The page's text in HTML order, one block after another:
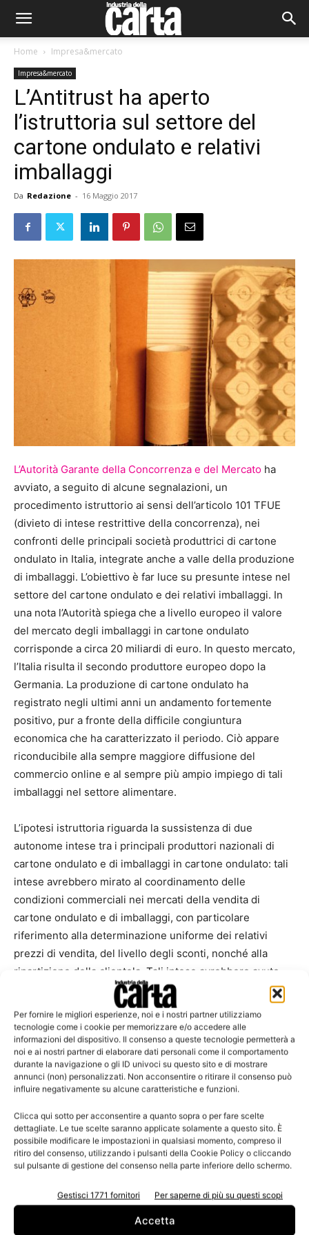
Per fornire le migliori esperienze, noi e i nostri partner utilizziamo
tecnologie come i cookie per memorizzare e/o accedere alle
informazioni del dispositivo. Il consenso a queste tecnologie permetterà a
noi e ai nostri partner di elaborare dati personali come il comportamento
durante la navigazione o gli ID univoci su questo sito e di mostrare
annunci (non) personalizzati. Non acconsentire o ritirare il consenso può
influire negativamente su alcune caratteristiche e funzioni.
Clicca qui sotto per acconsentire a quanto sopra o per fare scelte
dettagliate. Le tue scelte saranno applicate solamente a questo sito. È
possibile modificare le impostazioni in qualsiasi momento, compreso il
ritiro del consenso, utilizzando i pulsanti della Cookie Policy o cliccando
sul pulsante di gestione del consenso nella parte inferiore dello schermo.
Gestisci 1771 fornitori Per saperne di più su questi scopi
Accetta
Home Impresa&mercato
Impresa&mercato
L’Antitrust ha aperto
l’istruttoria sul settore del
cartone ondulato e relativi
imballaggi
Da Redazione - 16 Maggio 2017
L’Autorità Garante della Concorrenza e del Mercato ha
avviato, a seguito di alcune segnalazioni, un
procedimento istruttorio ai sensi dell’articolo 101 TFUE
(divieto di intese restrittive della concorrenza), nei
confronti delle principali società produttrici di cartone
ondulato in Italia, integrate anche a valle della produzione
di imballaggi. L’obiettivo è far luce su presunte intese nel
settore del cartone ondulato e dei relativi imballaggi. In
una nota l’Autorità spiega che a livello europeo il valore
del mercato degli imballaggi in cartone ondulato
corrisponde a circa 20 miliardi di euro. In questo mercato,
l’Italia risulta il secondo produttore europeo dopo la
Germania. La produzione di cartone ondulato ha
registrato negli ultimi anni un andamento fortemente
positivo, pur a fronte della difficile congiuntura
economica che ha caratterizzato il periodo. Ciò appare
riconducibile alla sempre maggiore diffusione del
commercio online e al sempre più ampio impiego di tali
imballaggi nel settore alimentare.
L’ipotesi istruttoria riguarda la sussistenza di due
autonome intese tra i principali produttori nazionali di
cartone ondulato e di imballaggi in cartone ondulato: tali
intese avrebbero mirato al coordinamento delle
condizioni commerciali nei mercati della vendita di
cartone ondulato e di imballaggi, con particolare
riferimento alla determinazione uniforme dei relativi
prezzi di vendita, del livello degli sconti, nonché alla
ripartizione della clientela. Tali intese avrebbero avuto
caratteristiche simili in entrambi i mercati merceologici
interessati e sarebbero state accompagnate da un
monitoraggio degli accordi reso possibile, in maniera
sistematica, anche grazie alle informazioni ricevute
dall’associazione di categoria Gifco sia per il cartone
ondulato sia per gli imballaggi. Così il 30 marzo 2017
scorso i funzionari dell’Autorità Garante della
Concorrenza e del Mercato, con l’ausilio del Nucleo
Speciale Antitrust della Guardia di Finanza, hanno
eseguito una serie di ispezioni nelle sedi delle società
interessate, parti del procedimento, ritenute in possesso